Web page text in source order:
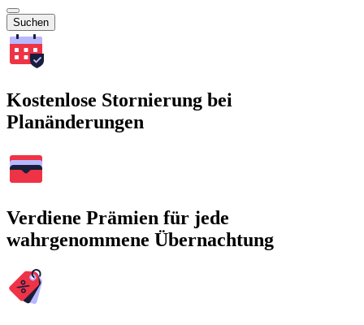
Suchen
Kostenlose Stornierung bei
Planänderungen
Verdiene Prämien für jede
wahrgenommene Übernachtung